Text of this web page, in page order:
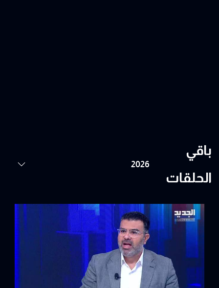
باقي
الحلقات